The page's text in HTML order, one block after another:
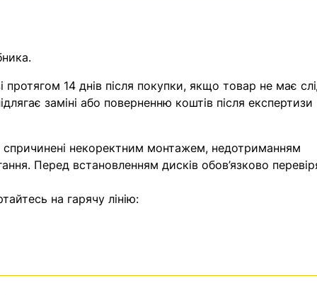
14 днів після покупки, якщо товар не має
заміні або поверненню коштів після експертизи
некоректним монтажем, недотриманням
Перед встановленням дисків обов’язково
на гарячу лінію: